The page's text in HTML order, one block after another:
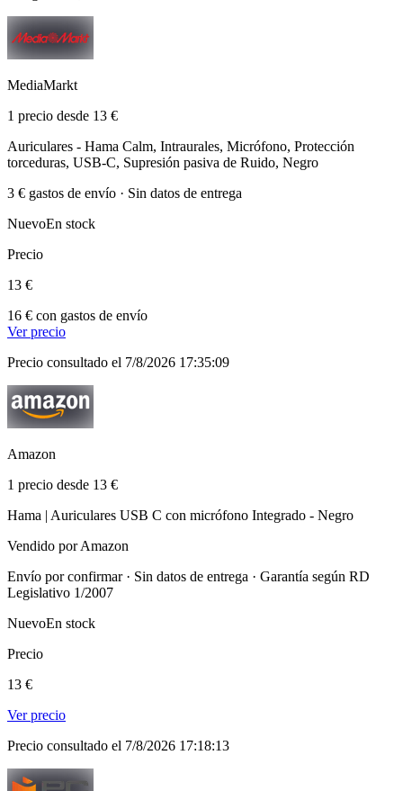
MediaMarkt
1 precio desde 13 €
Auriculares - Hama Calm, Intraurales, Micrófono, Protección
torceduras, USB-C, Supresión pasiva de Ruido, Negro
3 € gastos de envío · Sin datos de entrega
NuevoEn stock
Precio
13 €
16 € con gastos de envío
Ver precio
Precio consultado el 7/8/2026 17:35:09
Amazon
1 precio desde 13 €
Hama | Auriculares USB C con micrófono Integrado - Negro
Vendido por Amazon
Envío por confirmar · Sin datos de entrega · Garantía según RD
Legislativo 1/2007
NuevoEn stock
Precio
13 €
Ver precio
Precio consultado el 7/8/2026 17:18:13